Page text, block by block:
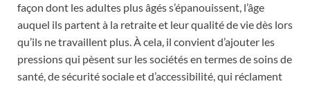
façon dont les adultes plus âgés s’épanouissent, l’âge
auquel ils partent à la retraite et leur qualité de vie dès lors
qu’ils ne travaillent plus. À cela, il convient d’ajouter les
pressions qui pèsent sur les sociétés en termes de soins de
santé, de sécurité sociale et d’accessibilité, qui réclament